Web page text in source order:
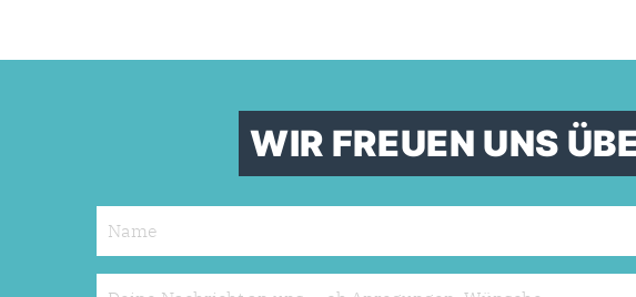
WIR FREUEN UNS